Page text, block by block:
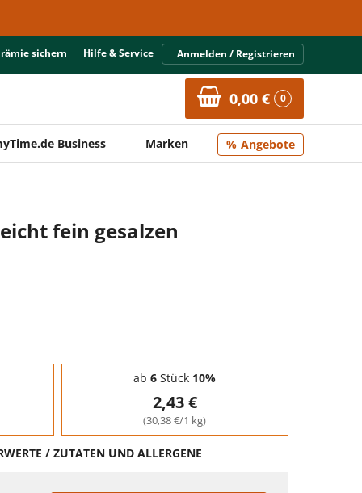
sichern Hilfe & Service Anmelden / Registrieren
0,00 € 0
Business Marken Angebote
fein gesalzen
ab 6 Stück 10%
2,43 €
(30,38 €/1 kg)
/ ZUTATEN UND ALLERGENE